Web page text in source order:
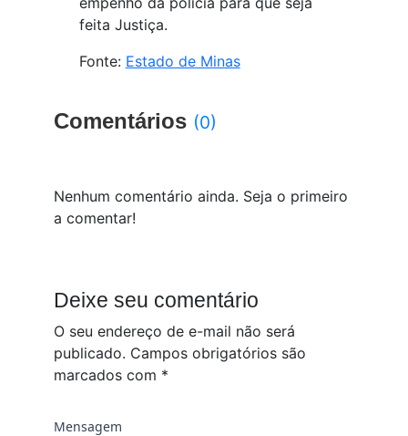
feita Justiça.
Fonte: Estado de Minas
Comentários (0)
Nenhum comentário ainda. Seja o primeiro
a comentar!
Deixe seu comentário
O seu endereço de e-mail não será
publicado. Campos obrigatórios são
marcados com *
Mensagem